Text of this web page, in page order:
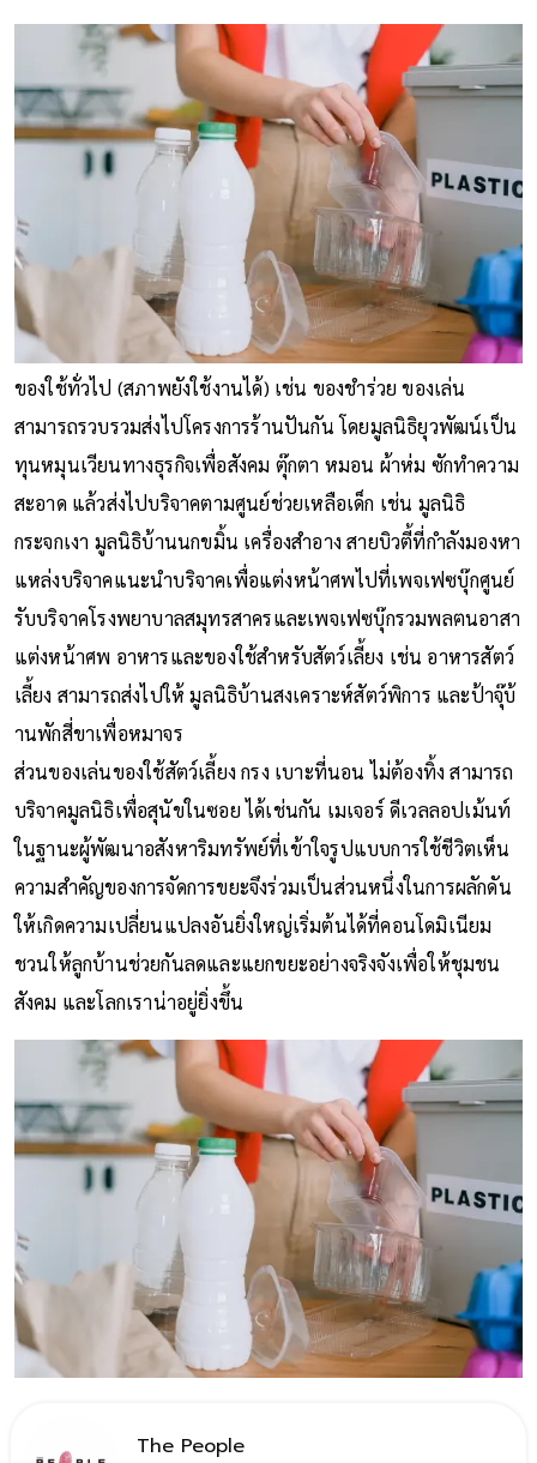
ของใช้ทั่วไป (สภาพยังใช้งานได้) เช่น ของชำร่วย ของเล่น
สามารถรวบรวมส่งไปโครงการร้านปันกัน โดยมูลนิธิยุวพัฒน์เป็น
ทุนหมุนเวียนทางธุรกิจเพื่อสังคม ตุ๊กตา หมอน ผ้าห่ม ซักทำความ
สะอาด แล้วส่งไปบริจาคตามศูนย์ช่วยเหลือเด็ก เช่น มูลนิธิ
กระจกเงา มูลนิธิบ้านนกขมิ้น เครื่องสำอาง สายบิวตี้ที่กำลังมองหา
แหล่งบริจาคแนะนำบริจาคเพื่อแต่งหน้าศพไปที่เพจเฟซบุ๊กศูนย์
รับบริจาคโรงพยาบาลสมุทรสาครและเพจเฟซบุ๊กรวมพลฅนอาสา
แต่งหน้าศพ อาหารและของใช้สำหรับสัตว์เลี้ยง เช่น อาหารสัตว์
เลี้ยง สามารถส่งไปให้ มูลนิธิบ้านสงเคราะห์สัตว์พิการ และป้าจุ๊บ้
านพักสี่ขาเพื่อหมาจร
ส่วนของเล่นของใช้สัตว์เลี้ยง กรง เบาะที่นอน ไม่ต้องทิ้ง สามารถ
บริจาคมูลนิธิเพื่อสุนัขในซอย ได้เช่นกัน เมเจอร์ ดีเวลลอปเม้นท์
ในฐานะผู้พัฒนาอสังหาริมทรัพย์ที่เข้าใจรูปแบบการใช้ชีวิตเห็น
ความสำคัญของการจัดการขยะจึงร่วมเป็นส่วนหนึ่งในการผลักดัน
ให้เกิดความเปลี่ยนแปลงอันยิ่งใหญ่เริ่มต้นได้ที่คอนโดมิเนียม
ชวนให้ลูกบ้านช่วยกันลดและแยกขยะอย่างจริงจังเพื่อให้ชุมชน
สังคม และโลกเราน่าอยู่ยิ่งขึ้น
The People